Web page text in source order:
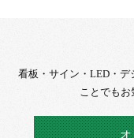
看板・サイン・LED・デ
ことでもお